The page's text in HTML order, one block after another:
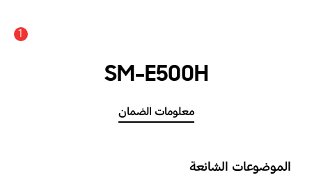
1
SM-E500H
معلومات الضمان
الموضوعات الشائعة